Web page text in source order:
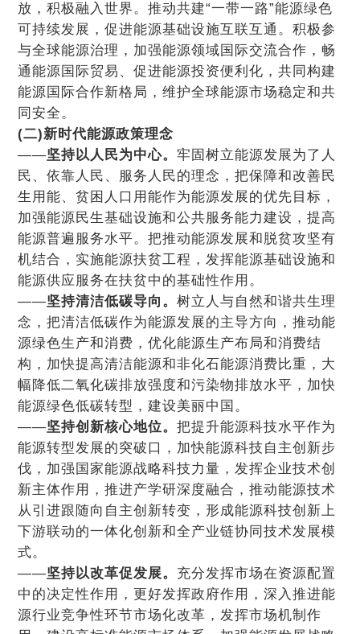
放，积极融入世界。推动共建“一带一路”能源绿色
可持续发展，促进能源基础设施互联互通。积极参
与全球能源治理，加强能源领域国际交流合作，畅
通能源国际贸易、促进能源投资便利化，共同构建
能源国际合作新格局，维护全球能源市场稳定和共
同安全。
(二)新时代能源政策理念
——坚持以人民为中心。 牢固树立能源发展为了人
民、依靠人民、服务人民的理念，把保障和改善民
生用能、贫困人口用能作为能源发展的优先目标，
加强能源民生基础设施和公共服务能力建设，提高
能源普遍服务水平。把推动能源发展和脱贫攻坚有
机结合，实施能源扶贫工程，发挥能源基础设施和
能源供应服务在扶贫中的基础性作用。
——坚持清洁低碳导向。 树立人与自然和谐共生理
念，把清洁低碳作为能源发展的主导方向，推动能
源绿色生产和消费，优化能源生产布局和消费结
构，加快提高清洁能源和非化石能源消费比重，大
幅降低二氧化碳排放强度和污染物排放水平，加快
能源绿色低碳转型，建设美丽中国。
——坚持创新核心地位。 把提升能源科技水平作为
能源转型发展的突破口，加快能源科技自主创新步
伐，加强国家能源战略科技力量，发挥企业技术创
新主体作用，推进产学研深度融合，推动能源技术
从引进跟随向自主创新转变，形成能源科技创新上
下游联动的一体化创新和全产业链协同技术发展模
式。
——坚持以改革促发展。 充分发挥市场在资源配置
中的决定性作用，更好发挥政府作用，深入推进能
源行业竞争性环节市场化改革，发挥市场机制作